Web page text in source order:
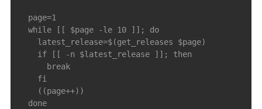
  page=1
  while [[ $page -le 10 ]]; do
    latest_release=$(get_releases $page)
    if [[ -n $latest_release ]]; then
      break
    fi
    ((page++))
  done